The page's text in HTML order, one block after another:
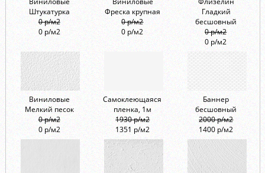
Штукатурка
0 р/м2
0 р/м2
Фреска крупная
0 р/м2
0 р/м2
Гладкий
бесшовный
0 р/м2
0 р/м2
Виниловые
Мелкий песок
0 р/м2
0 р/м2
Самоклеющаяся
пленка, 1м
1930 р/м2
1351 р/м2
Баннер
бесшовный
2000 р/м2
1400 р/м2